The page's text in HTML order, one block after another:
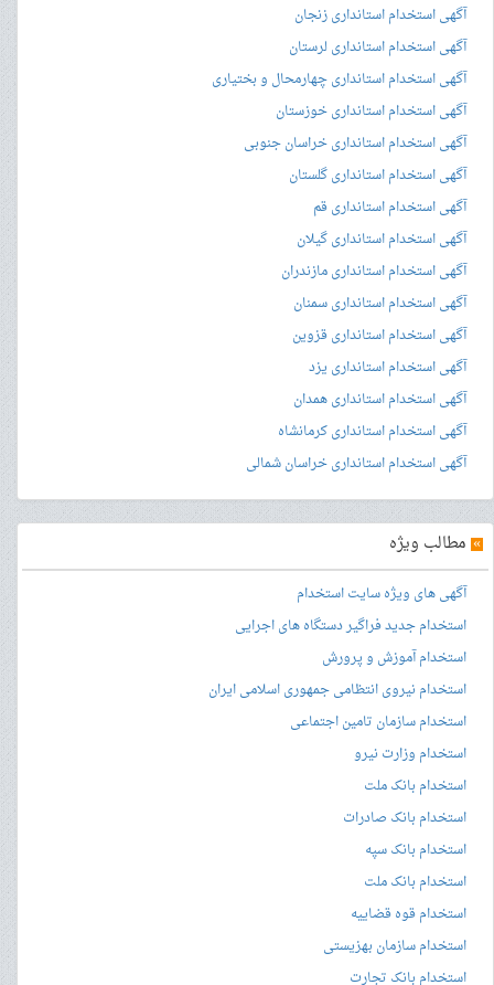
آگهی استخدام استانداری زنجان
آگهی استخدام استانداری لرستان
آگهی استخدام استانداری چهارمحال و بختیاری
آگهی استخدام استانداری خوزستان
آگهی استخدام استانداری خراسان جنوبی
آگهی استخدام استانداری گلستان
آگهی استخدام استانداری قم
آگهی استخدام استانداری گیلان
آگهی استخدام استانداری مازندران
آگهی استخدام استانداری سمنان
آگهی استخدام استانداری قزوین
آگهی استخدام استانداری یزد
آگهی استخدام استانداری همدان
آگهی استخدام استانداری کرمانشاه
آگهی استخدام استانداری خراسان شمالی
» مطالب ویژه
آگهی های ویژه سایت استخدام
استخدام جدید فراگیر دستگاه های اجرایی
استخدام آموزش و پرورش
استخدام نیروی انتظامی جمهوری اسلامی ایران
استخدام سازمان تامین اجتماعی
استخدام وزارت نیرو
استخدام بانک ملت
استخدام بانک صادرات
استخدام بانک سپه
استخدام بانک ملت
استخدام قوه قضاییه
استخدام سازمان بهزیستی
استخدام بانک تجارت